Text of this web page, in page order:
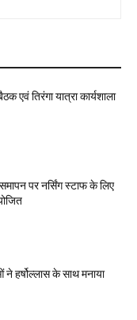
एवं तिरंगा यात्रा कार्यशाला
पर नर्सिंग स्टाफ के लिए
हर्षोल्लास के साथ मनाया